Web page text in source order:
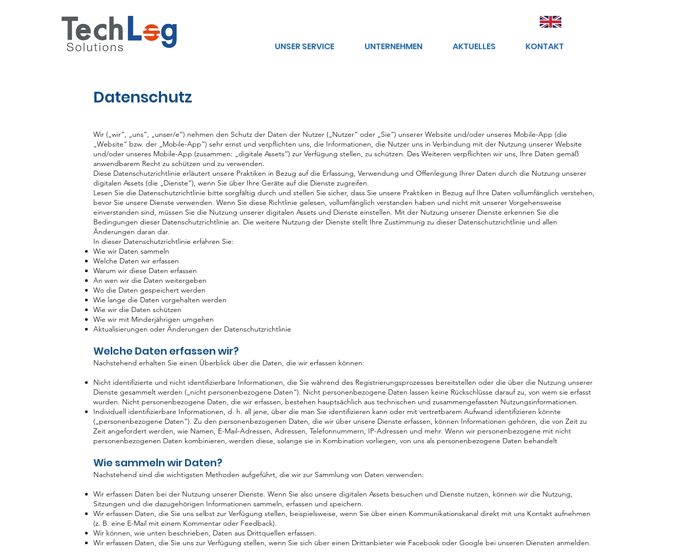
UNSER SERVICE UNTERNEHMEN AKTUELLES KONTAKT
Datenschutz
Wir („wir“, „uns“, „unser/e“) nehmen den Schutz der Daten der Nutzer („Nutzer“ oder „Sie“) unserer Website und/oder unseres Mobile-App (die
„Website“ bzw. der „Mobile-App“) sehr ernst und verpflichten uns, die Informationen, die Nutzer uns in Verbindung mit der Nutzung unserer Website
und/oder unseres Mobile-App (zusammen: „digitale Assets“) zur Verfügung stellen, zu schützen. Des Weiteren verpflichten wir uns, Ihre Daten gemäß
anwendbarem Recht zu schützen und zu verwenden.
Diese Datenschutzrichtlinie erläutert unsere Praktiken in Bezug auf die Erfassung, Verwendung und Offenlegung Ihrer Daten durch die Nutzung unserer
digitalen Assets (die „Dienste“), wenn Sie über Ihre Geräte auf die Dienste zugreifen.
Lesen Sie die Datenschutzrichtlinie bitte sorgfältig durch und stellen Sie sicher, dass Sie unsere Praktiken in Bezug auf Ihre Daten vollumfänglich verstehen,
bevor Sie unsere Dienste verwenden. Wenn Sie diese Richtlinie gelesen, vollumfänglich verstanden haben und nicht mit unserer Vorgehensweise
einverstanden sind, müssen Sie die Nutzung unserer digitalen Assets und Dienste einstellen. Mit der Nutzung unserer Dienste erkennen Sie die
Bedingungen dieser Datenschutzrichtlinie an. Die weitere Nutzung der Dienste stellt Ihre Zustimmung zu dieser Datenschutzrichtlinie und allen
Änderungen daran dar.
In dieser Datenschutzrichtlinie erfahren Sie:
Wie wir Daten sammeln
Welche Daten wir erfassen
Warum wir diese Daten erfassen
An wen wir die Daten weitergeben
Wo die Daten gespeichert werden
Wie lange die Daten vorgehalten werden
Wie wir die Daten schützen
Wie wir mit Minderjährigen umgehen
Aktualisierungen oder Änderungen der Datenschutzrichtlinie
Welche Daten erfassen wir?
Nachstehend erhalten Sie einen Überblick über die Daten, die wir erfassen können:
Nicht identifizierte und nicht identifizierbare Informationen, die Sie während des Registrierungsprozesses bereitstellen oder die über die Nutzung unserer
Dienste gesammelt werden („nicht personenbezogene Daten“). Nicht personenbezogene Daten lassen keine Rückschlüsse darauf zu, von wem sie erfasst
wurden. Nicht personenbezogene Daten, die wir erfassen, bestehen hauptsächlich aus technischen und zusammengefassten Nutzungsinformationen.
Individuell identifizierbare Informationen, d. h. all jene, über die man Sie identifizieren kann oder mit vertretbarem Aufwand identifizieren könnte
(„personenbezogene Daten“). Zu den personenbezogenen Daten, die wir über unsere Dienste erfassen, können Informationen gehören, die von Zeit zu
Zeit angefordert werden, wie Namen, E-Mail-Adressen, Adressen, Telefonnummern, IP-Adressen und mehr. Wenn wir personenbezogene mit nicht
personenbezogenen Daten kombinieren, werden diese, solange sie in Kombination vorliegen, von uns als personenbezogene Daten behandelt
Wie sammeln wir Daten?
Nachstehend sind die wichtigsten Methoden aufgeführt, die wir zur Sammlung von Daten verwenden:
Wir erfassen Daten bei der Nutzung unserer Dienste. Wenn Sie also unsere digitalen Assets besuchen und Dienste nutzen, können wir die Nutzung,
Sitzungen und die dazugehörigen Informationen sammeln, erfassen und speichern.
Wir erfassen Daten, die Sie uns selbst zur Verfügung stellen, beispielsweise, wenn Sie über einen Kommunikationskanal direkt mit uns Kontakt aufnehmen
(z. B. eine E-Mail mit einem Kommentar oder Feedback).
Wir können, wie unten beschrieben, Daten aus Drittquellen erfassen.
Wir erfassen Daten, die Sie uns zur Verfügung stellen, wenn Sie sich über einen Drittanbieter wie Facebook oder Google bei unseren Diensten anmelden.